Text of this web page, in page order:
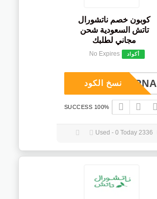
كوبون خصم ناتشورال
تاتش السعودية شحن
مجاني لطلبك
أكواد No Expires
COUPNAنسخ الكود
100% SUCCESS